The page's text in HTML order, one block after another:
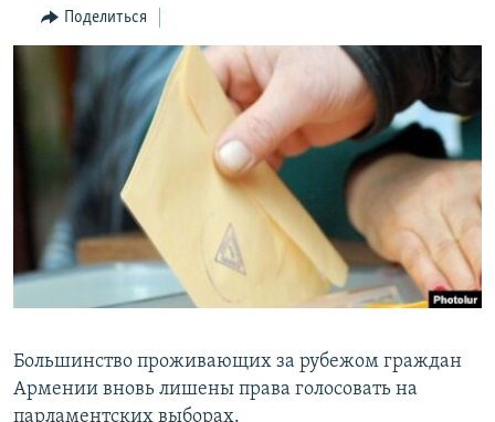
поискуНАГОРНЫЙ КАРАБАХ
КУЛЬТУРА
АРХИВ
Հայերեն
English
Русский
Поделиться
Большинство проживающих за рубежом граждан
Армении вновь лишены права голосовать на
парламентских выборах.